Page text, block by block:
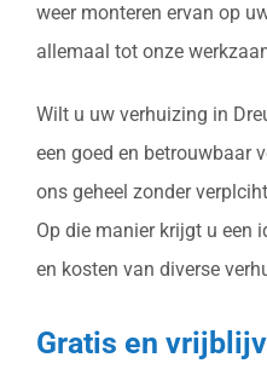
weer monteren ervan op
allemaal tot onze
Wilt u uw verhuizing in
een goed en betrouwbaar
ons geheel zonder
Op die manier krijgt u een
en kosten van diverse
Gratis en